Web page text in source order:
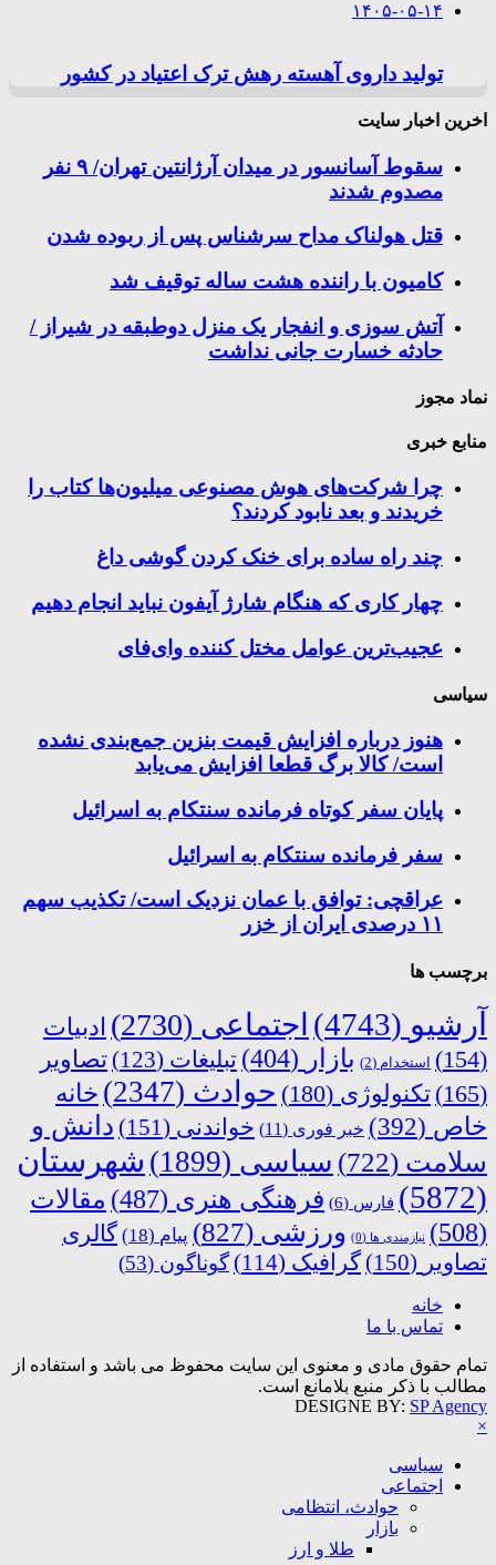
۱۴۰۵-۰۵-۱۴
تولید داروی آهسته رهش ترک اعتیاد در کشور
اخرین اخبار سایت
سقوط آسانسور در میدان آرژانتین تهران/ ۹ نفر
مصدوم شدند
قتل هولناک مداح سرشناس پس از ربوده شدن
کامیون با راننده هشت ساله توقیف شد
آتش سوزی و انفجار یک منزل دوطبقه در شیراز /
حادثه خسارت جانی نداشت
نماد مجوز
منابع خبری
چرا شرکت‌های هوش مصنوعی میلیون‌ها کتاب را
خریدند و بعد نابود کردند؟
چند راه‌ ساده برای خنک کردن گوشی داغ
چهار کاری که هنگام شارژ آیفون نباید انجام دهیم
عجیب‌ترین عوامل مختل کننده وای‌فای
سیاسی
هنوز درباره افزایش قیمت بنزین جمع‌بندی نشده
است/ کالا برگ قطعا افزایش می‌یابد
پایان سفر کوتاه فرمانده سنتکام به اسرائیل
سفر فرمانده سنتکام به اسرائیل
عراقچی: توافق با عمان نزدیک است/ تکذیب سهم
۱۱ درصدی ایران از خزر
برچسب ها
آرشیو (4743) اجتماعی (2730)
ادبیات
(154)
استخدام (2) بازار (404) تبلیغات (123)
تصاویر
(165)
تکنولوژی (180) حوادث (2347)
خانه
خاص (392) خبر فوری (11) خواندنی (151)
دانش و
سلامت (722) سیاسی (1899)
شهرستان
(5872)
فارس (6) فرهنگی هنری (487)
مقالات
(508)
نیازمندی ها (0) ورزشی (827) پیام (18)
گالری
تصاویر (150) گرافیک (114) گوناگون (53)
خانه
تماس با ما
تمام حقوق مادی و معنوی این سایت محفوظ می باشد و استفاده از
مطالب با ذکر منبع بلامانع است.
DESIGNE BY: SP Agency
×
سیاسی
اجتماعی
حوادث، انتظامی
بازار
طلا و ارز